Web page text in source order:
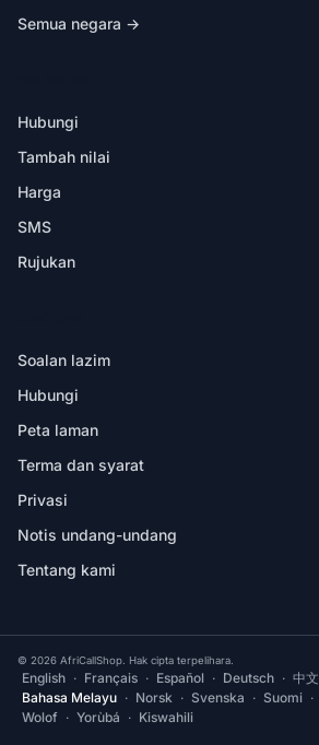
Semua negara →
Hubungi
Tambah nilai
Harga
SMS
Rujukan
Soalan lazim
Hubungi
Peta laman
Terma dan syarat
Privasi
Notis undang-undang
Tentang kami
© 2026 AfriCallShop. Hak cipta terpelihara.
English · Français · Español · Deutsch · 中文
Bahasa Melayu · Norsk · Svenska · Suomi ·
Wolof · Yorùbá · Kiswahili